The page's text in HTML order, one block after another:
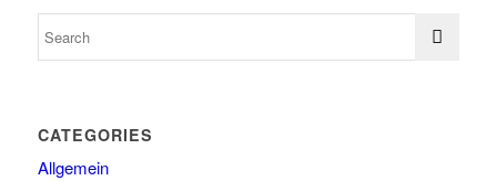
CATEGORIES
Allgemein